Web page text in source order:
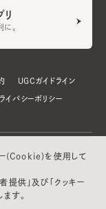
。
UGCガイドライン
イバシーポリシー
ー(Cookie)を使用して
供」及び「クッキー
す。